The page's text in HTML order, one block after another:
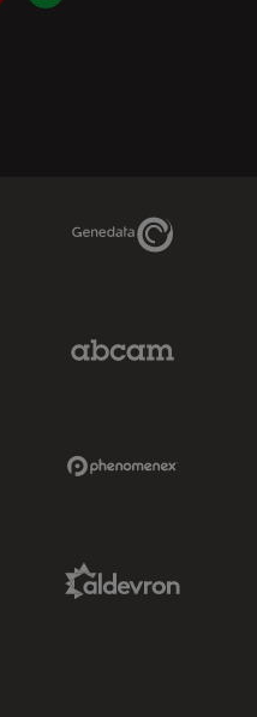
Genedata Link
Link